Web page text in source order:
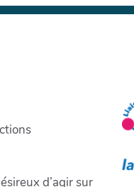
d’agir sur